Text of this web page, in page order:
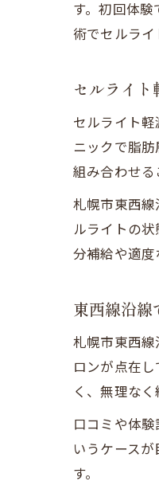
す。初回体
術でセルライ
セルライト
セルライト
ニックで脂
組み合わせる
札幌市東西
ルライトの
分補給や適度
東西線沿線
札幌市東西
ロンが点在
く、無理なく
口コミや体
いうケース
す。